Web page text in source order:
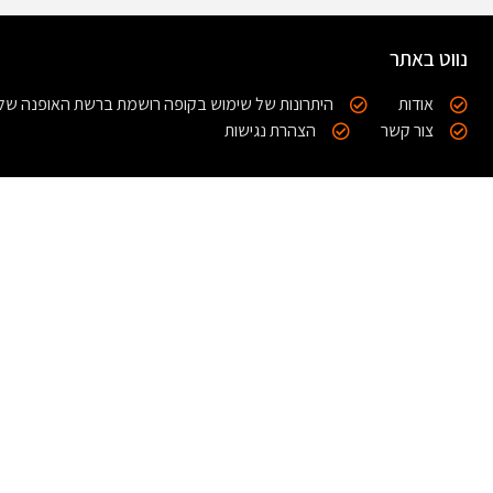
נווט באתר
אודות
היתרונות של שימוש בקופה רושמת ברשת האופנה
צור קשר
הצהרת נגישות